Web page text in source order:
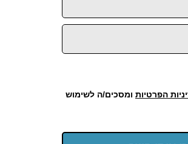
הפרטיות ומסכים/ה לשימוש